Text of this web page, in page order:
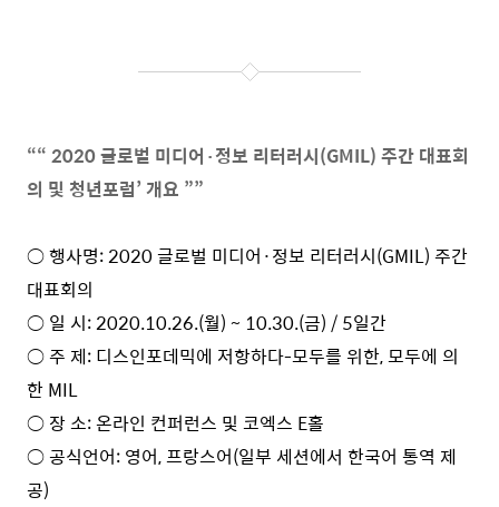
““ 2020글로벌 미디어 ·정보 리터러시(GMIL) 주간 대표회
의 및 청년포럼’ 개요 ””
○ 행사명: 2020 글로벌 미디어·정보 리터러시(GMIL) 주간
대표회의
○ 일 시: 2020.10.26.(월) ~ 10.30.(금) / 5일간
○ 주 제: 디스인포데믹에 저항하다-모두를 위한, 모두에 의
한 MIL
○ 장 소: 온라인 컨퍼런스 및 코엑스 E홀
○ 공식언어: 영어, 프랑스어(일부 세션에서 한국어 통역 제
공)